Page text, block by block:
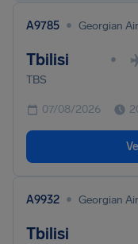
A9785 • Georgian
Tbilisi •
TBS
07/08/2026
A9932 • Georgian
Tbilisi